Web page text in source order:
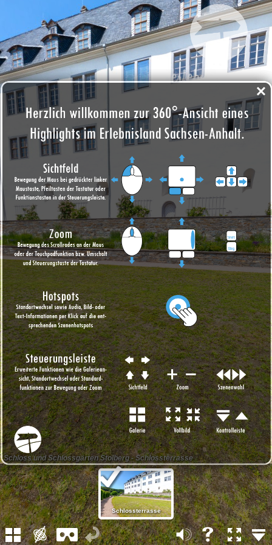
Schloss und Schlossgärten Stolberg - Schlossterrasse
Schlossterrasse